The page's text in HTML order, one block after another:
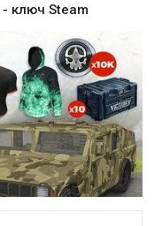
- ключ Steam